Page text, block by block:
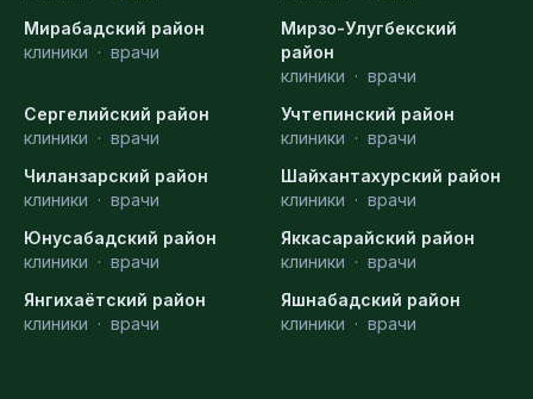
Мирабадский район
клиники · врачи
Мирзо-Улугбекский
район
клиники · врачи
Сергелийский район
клиники · врачи
Учтепинский район
клиники · врачи
Чиланзарский район
клиники · врачи
Шайхантахурский район
клиники · врачи
Юнусабадский район
клиники · врачи
Яккасарайский район
клиники · врачи
Янгихаётский район
клиники · врачи
Яшнабадский район
клиники · врачи